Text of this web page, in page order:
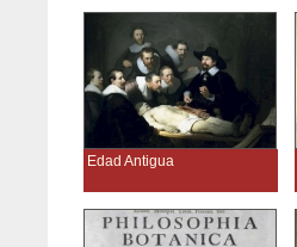
Edad Antigua